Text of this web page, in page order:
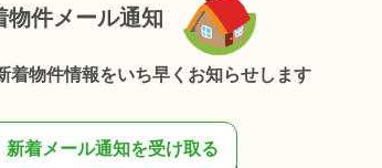
物件メール通知
着物件情報をいち早くお知らせします
新着メール通知を受け取る